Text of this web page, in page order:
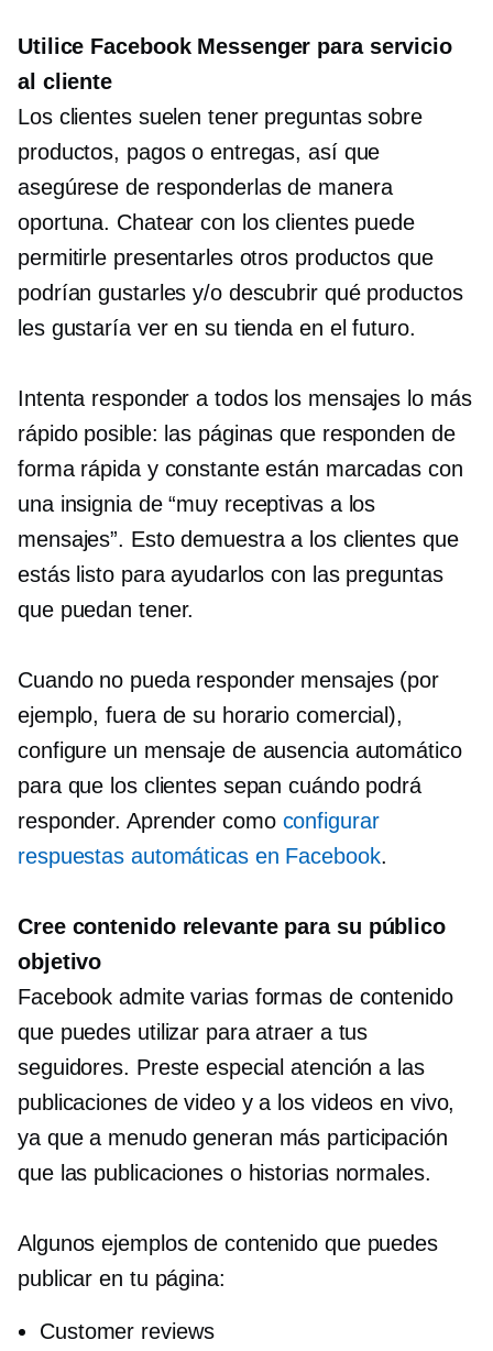
Utilice Facebook Messenger para servicio
al cliente
Los clientes suelen tener preguntas sobre
productos, pagos o entregas, así que
asegúrese de responderlas de manera
oportuna. Chatear con los clientes puede
permitirle presentarles otros productos que
podrían gustarles y/o descubrir qué productos
les gustaría ver en su tienda en el futuro.
Intenta responder a todos los mensajes lo más
rápido posible: las páginas que responden de
forma rápida y constante están marcadas con
una insignia de “muy receptivas a los
mensajes”. Esto demuestra a los clientes que
estás listo para ayudarlos con las preguntas
que puedan tener.
Cuando no pueda responder mensajes (por
ejemplo, fuera de su horario comercial),
configure un mensaje de ausencia automático
para que los clientes sepan cuándo podrá
responder. Aprender como configurar
respuestas automáticas en Facebook.
Cree contenido relevante para su público
objetivo
Facebook admite varias formas de contenido
que puedes utilizar para atraer a tus
seguidores. Preste especial atención a las
publicaciones de video y a los videos en vivo,
ya que a menudo generan más participación
que las publicaciones o historias normales.
Algunos ejemplos de contenido que puedes
publicar en tu página:
Customer reviews